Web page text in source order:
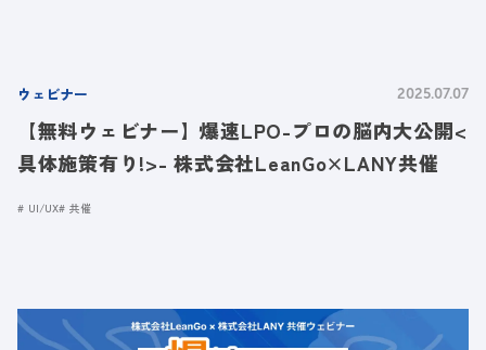
ウェビナー 2025.07.07
【無料ウェビナー】爆速LPO-プロの脳内大公開<
具体施策有り!>- 株式会社LeanGo×LANY共催
UI/UX 共催